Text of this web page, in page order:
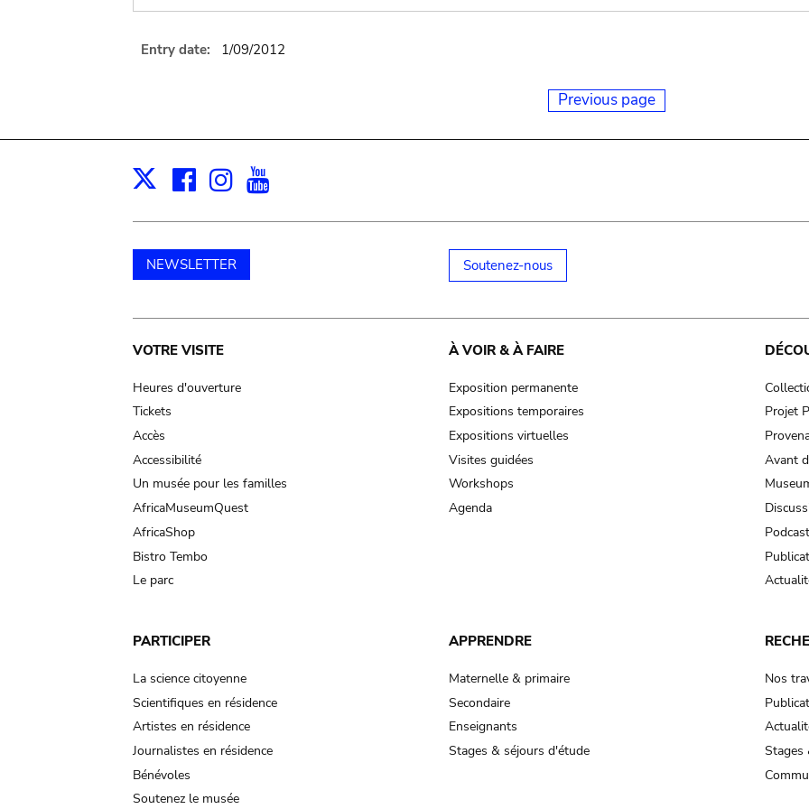
Entry date: 1/09/2012
Previous page
X Facebook
Instagram
NEWSLETTER Soutenez-nous
Main
navigation
VOTRE VISITE
Heures d'ouverture
Tickets
Accès
Accessibilité
Un musée pour les familles
AfricaMuseumQuest
AfricaShop
Bistro Tembo
Le parc
À VOIR & À FAIRE
Exposition permanente
Expositions temporaires
Expositions virtuelles
Visites guidées
Workshops
Agenda
Projet
Avant
PARTICIPER
La science citoyenne
Scientifiques en résidence
Artistes en résidence
Journalistes en résidence
Bénévoles
Soutenez le musée
APPRENDRE
Maternelle & primaire
Secondaire
Enseignants
Stages & séjours d'étude
Nos
Stages